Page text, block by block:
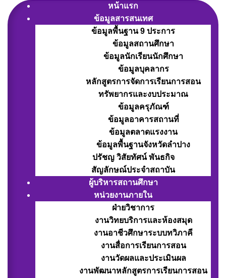
หน้าแรก
ข้อมูลสารสนเทศ
ข้อมูลพื้นฐาน 9 ประการ
ข้อมูลสถานศึกษา
ข้อมูลนักเรียนนักศึกษา
ข้อมูลบุคลากร
หลักสูตรการจัดการเรียนการสอน
ทรัพยากรและงบประมาณ
ข้อมูลครุภัณฑ์
ข้อมูลอาคารสถานที่
ข้อมูลตลาดแรงงาน
ข้อมูลพื้นฐานจังหวัดลำปาง
ปรัชญ วิสัยทัศน์ พันธกิจ
สัญลักษณ์ประจำสถาบัน
ผู้บริหารสถานศึกษา
หน่วยงานภายใน
ฝ่ายวิชาการ
งานวิทยบริการและห้องสมุด
งานอาชีวศึกษาระบบทวิภาคี
งานสื่อการเรียนการสอน
งานวัดผลและประเมินผล
งานพัฒนาหลักสูตรการเรียนการสอน